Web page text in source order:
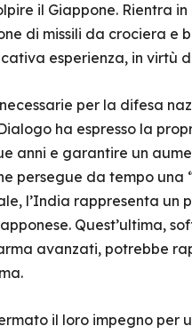
il Giappone. Rientra
di missili da crociera e
esperienza, in virtù
per la difesa
ha espresso la
anni e garantire un
persegue da tempo
l’India rappresenta
Quest’ultima,
avanzati, potrebbe
il loro impegno per